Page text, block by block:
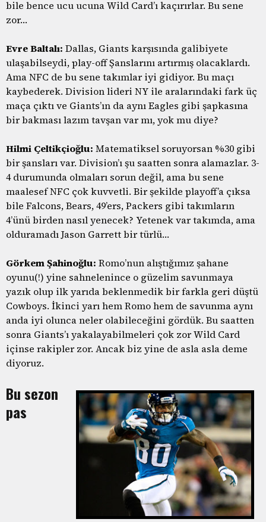
bile bence ucu ucuna Wild Card’ı kaçırırlar. Bu sene
zor…
Evre Baltalı: Dallas, Giants karşısında galibiyete
ulaşabilseydi, play-off Şanslarını artırmış olacaklardı.
Ama NFC de bu sene takımlar iyi gidiyor. Bu maçı
kaybederek. Division lideri NY ile aralarındaki fark üç
maça çıktı ve Giants’ın da aynı Eagles gibi şapkasına
bir bakması lazım tavşan var mı, yok mu diye?
Hilmi Çeltikçioğlu: Matematiksel soruyorsan %30 gibi
bir şansları var. Division’ı şu saatten sonra alamazlar. 3-
4 durumunda olmaları sorun değil, ama bu sene
maalesef NFC çok kuvvetli. Bir şekilde playoff’a çıksa
bile Falcons, Bears, 49’ers, Packers gibi takımların
4’ünü birden nasıl yenecek? Yetenek var takımda, ama
olduramadı Jason Garrett bir türlü…
Görkem Şahinoğlu: Romo’nun alıştığımız şahane
oyunu(!) yine sahnelenince o güzelim savunmaya
yazık olup ilk yarıda beklenmedik bir farkla geri düştü
Cowboys. İkinci yarı hem Romo hem de savunma aynı
anda iyi olunca neler olabileceğini gördük. Bu saatten
sonra Giants’ı yakalayabilmeleri çok zor Wild Card
içinse rakipler zor. Ancak biz yine de asla asla deme
diyoruz.
Bu sezon
pas